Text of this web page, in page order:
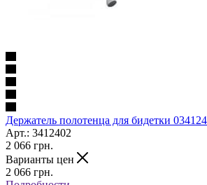
Держатель полотенца для бидетки
Арт.: 3412402
2 066 грн.
Варианты цен
2 066 грн.